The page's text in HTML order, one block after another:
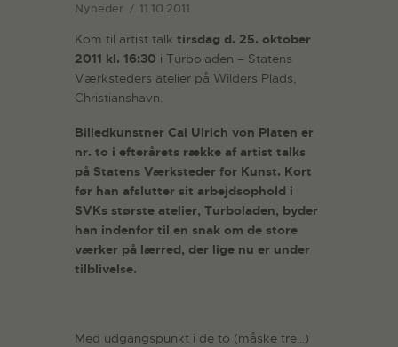
Nyheder 11.10.2011
Kom til artist talk tirsdag d. 25. oktober
2011 kl. 16:30 i Turboladen – Statens
Værksteders atelier på Wilders Plads,
Christianshavn.
Billedkunstner Cai Ulrich von Platen er
nr. to i efterårets række af artist talks
på Statens Værksteder for Kunst. Kort
før han afslutter sit arbejdsophold i
SVKs største atelier, Turboladen, byder
han indenfor til en snak om de store
værker på lærred, der lige nu er under
tilblivelse.
Med udgangspunkt i de to (måske tre…)